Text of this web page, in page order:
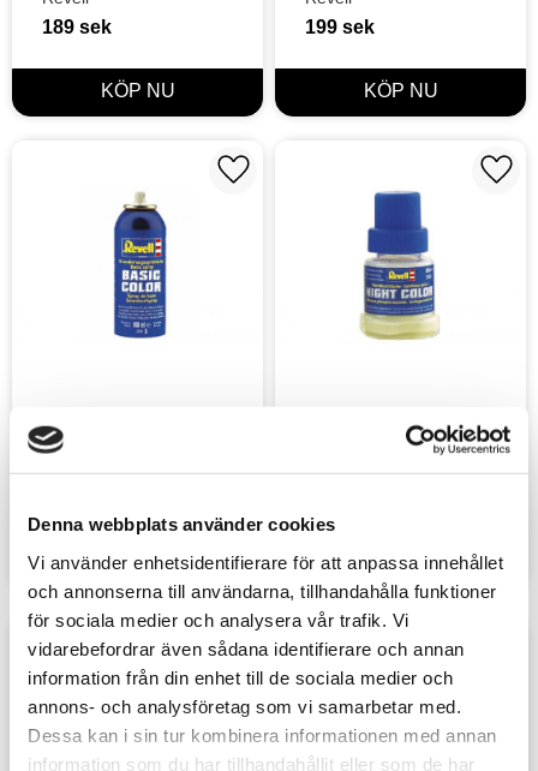
Denna webbplats använder cookies
Vi använder enhetsidentifierare för att anpassa innehållet
och annonserna till användarna, tillhandahålla funktioner
för sociala medier och analysera vår trafik. Vi
vidarebefordrar även sådana identifierare och annan
information från din enhet till de sociala medier och
annons- och analysföretag som vi samarbetar med.
Dessa kan i sin tur kombinera informationen med annan
information som du har tillhandahållit eller som de har
189 sek 199 sek
Basic Color
Groundspray 150 ml
Revell
Lägg till i favoriter
Night Color 30ml
Lägg till i favoriter